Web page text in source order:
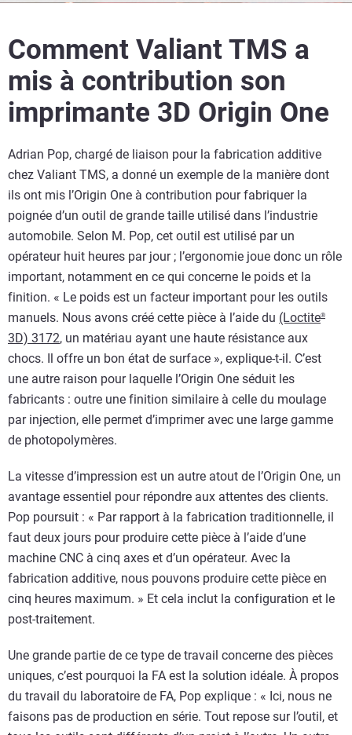
Comment Valiant TMS a
mis à contribution son
imprimante 3D Origin One
Adrian Pop, chargé de liaison pour la fabrication additive
chez Valiant TMS, a donné un exemple de la manière dont
ils ont mis l’Origin One à contribution pour fabriquer la
poignée d’un outil de grande taille utilisé dans l’industrie
automobile. Selon M. Pop, cet outil est utilisé par un
opérateur huit heures par jour ; l’ergonomie joue donc un rôle
important, notamment en ce qui concerne le poids et la
finition. « Le poids est un facteur important pour les outils
manuels. Nous avons créé cette pièce à l’aide du (Loctite®
3D) 3172, un matériau ayant une haute résistance aux
chocs. Il offre un bon état de surface », explique-t-il. C’est
une autre raison pour laquelle l’Origin One séduit les
fabricants : outre une finition similaire à celle du moulage
par injection, elle permet d’imprimer avec une large gamme
de photopolymères.
La vitesse d’impression est un autre atout de l’Origin One, un
avantage essentiel pour répondre aux attentes des clients.
Pop poursuit : « Par rapport à la fabrication traditionnelle, il
faut deux jours pour produire cette pièce à l’aide d’une
machine CNC à cinq axes et d’un opérateur. Avec la
fabrication additive, nous pouvons produire cette pièce en
cinq heures maximum. » Et cela inclut la configuration et le
post-traitement.
Une grande partie de ce type de travail concerne des pièces
uniques, c’est pourquoi la FA est la solution idéale. À propos
du travail du laboratoire de FA, Pop explique : « Ici, nous ne
faisons pas de production en série. Tout repose sur l’outil, et